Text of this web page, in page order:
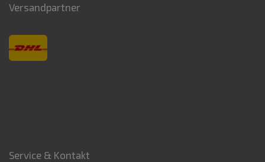
Versandpartner
Service & Kontakt